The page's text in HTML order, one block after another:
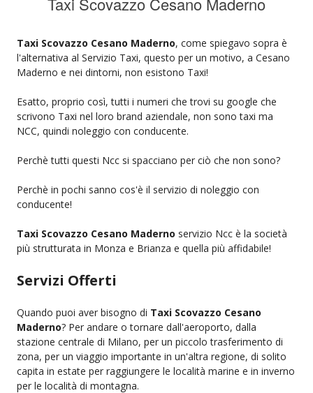
Taxi Scovazzo Cesano Maderno, come spiegavo sopra è
l'alternativa al Servizio Taxi, questo per un motivo, a Cesano
Maderno e nei dintorni, non esistono Taxi!
Esatto, proprio così, tutti i numeri che trovi su google che
scrivono Taxi nel loro brand aziendale, non sono taxi ma
NCC, quindi noleggio con conducente.
Perchè tutti questi Ncc si spacciano per ciò che non sono?
Perchè in pochi sanno cos'è il servizio di noleggio con
conducente!
Taxi Scovazzo Cesano Maderno servizio Ncc è la società
più strutturata in Monza e Brianza e quella più affidabile!
Servizi Offerti
Quando puoi aver bisogno di Taxi Scovazzo Cesano
Maderno? Per andare o tornare dall'aeroporto, dalla
stazione centrale di Milano, per un piccolo trasferimento di
zona, per un viaggio importante in un'altra regione, di solito
capita in estate per raggiungere le località marine e in inverno
per le località di montagna.